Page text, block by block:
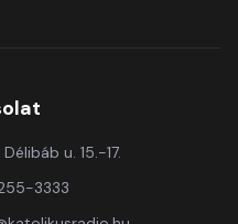
u. 15.-17.
3333